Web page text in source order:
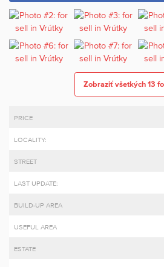
Zobraziť všetkých 13
PRICE
LOCALITY:
STREET
LAST UPDATE:
BUILD-UP AREA
USEFUL AREA
ESTATE